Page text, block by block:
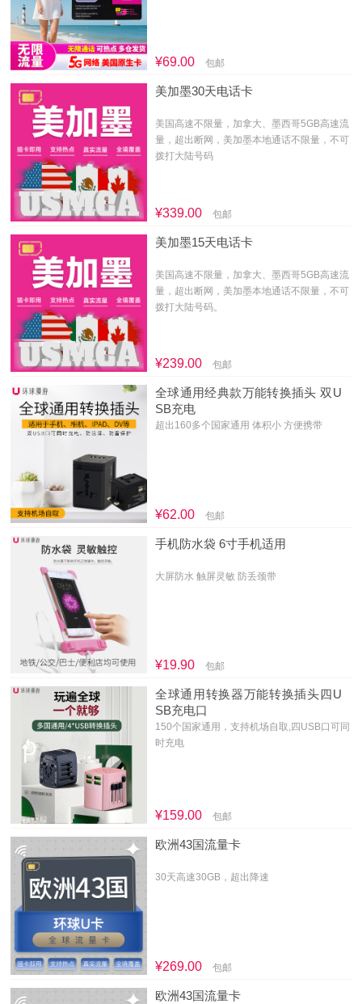
¥69.00 包邮
美加墨30天电话卡
美国高速不限量，加拿大、墨西哥5GB高速流
量，超出断网，美加墨本地通话不限量，不可
拨打大陆号码
¥339.00 包邮
美加墨15天电话卡
美国高速不限量，加拿大、墨西哥5GB高速流
量，超出断网，美加墨本地通话不限量，不可
拨打大陆号码。
¥239.00 包邮
全球通用经典款万能转换插头 双U
SB充电
超出160多个国家通用 体积小 方便携带
¥62.00 包邮
手机防水袋 6寸手机适用
大屏防水 触屏灵敏 防丢颈带
¥19.90 包邮
全球通用转换器万能转换插头四U
SB充电口
150个国家通用，支持机场自取,四USB口可同
时充电
¥159.00 包邮
欧洲43国流量卡
30天高速30GB，超出降速
¥269.00 包邮
欧洲43国流量卡